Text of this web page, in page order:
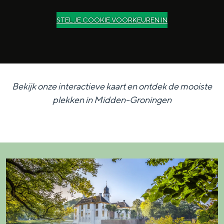
STEL JE COOKIE VOORKEUREN IN
Bekijk onze interactieve kaart en ontdek de mooiste
plekken in Midden-Groningen
F
r
a
e